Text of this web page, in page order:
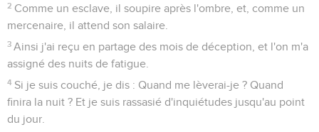
2 Comme un esclave, il soupire après l'ombre, et, comme un
mercenaire, il attend son salaire.
3 Ainsi j'ai reçu en partage des mois de déception, et l'on m'a
assigné des nuits de fatigue.
4 Si je suis couché, je dis : Quand me lèverai-je ? Quand
finira la nuit ? Et je suis rassasié d'inquiétudes jusqu'au point
du jour.